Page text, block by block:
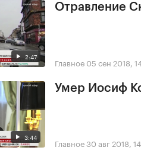
2:47
Отравление
Главное 05 сен 2018,
3:44
Умер Иосиф
Главное30 авг 2018,